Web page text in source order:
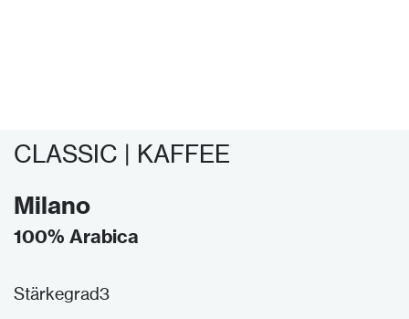
CLASSIC | KAFFEE
Milano
100% Arabica
Stärkegrad3